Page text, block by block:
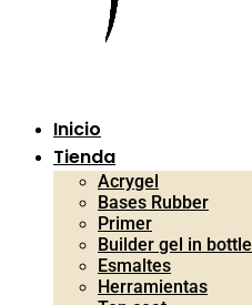
Inicio
Tienda
Acrygel
Bases Rubber
Primer
Builder gel in bottle
Esmaltes
Herramientas